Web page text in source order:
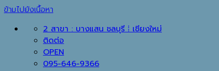
ข้ามไปยังเนื้อหา
2 สาขา : บางแสน ชลบุรี ⁞ เชียงใหม่
ติดต่อ
OPEN
095-646-9366